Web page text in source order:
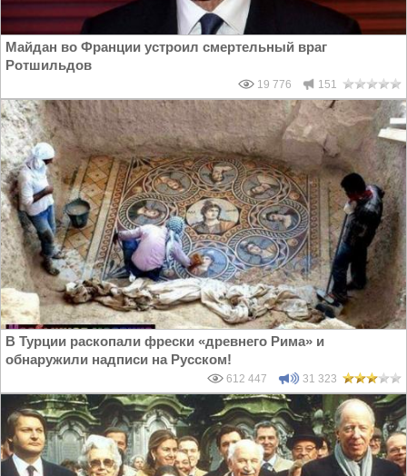
Майдан во Франции устроил смертельный враг
Ротшильдов
19 776 151
В Турции раскопали фрески «древнего Рима» и
обнаружили надписи на Русском!
612 447 31 323